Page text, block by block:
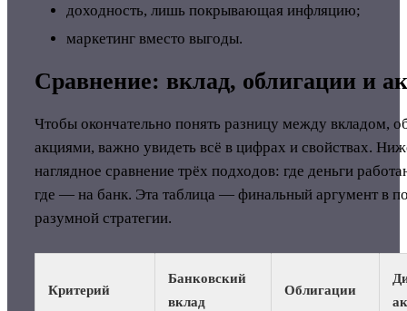
доходность, лишь покрывающая инфляцию;
маркетинг вместо выгоды.
Сравнение: вклад, облигации и
Чтобы окончательно понять разницу между вкладом,
акциями, важно увидеть всё в цифрах и свойствах.
наглядное сравнение трёх подходов: где деньги
где — на банк. Эта таблица — финальный аргумент в
разумной стратегии.
Критерий
Банковский
вклад
Облигации